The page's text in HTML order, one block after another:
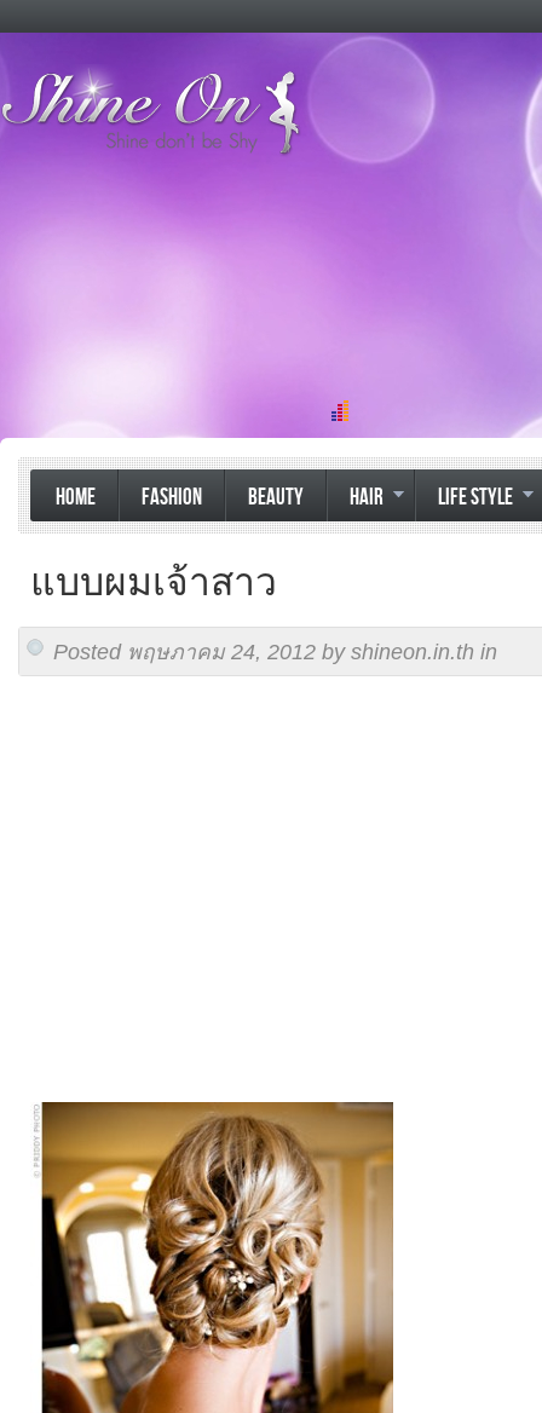
HOME FASHION BEAUTY HAIR LIFE STYLE
แบบผมเจ้าสาว
Posted พฤษภาคม 24, 2012 by shineon.in.th in